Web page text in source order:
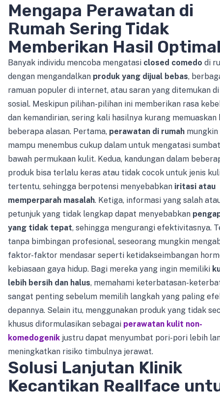
Mengapa Perawatan di
Rumah Sering Tidak
Memberikan Hasil
Banyak individu mencoba mengatasi closed comedo di
dengan mengandalkan produk yang dijual bebas,
ramuan populer di internet, atau saran yang ditemukan
sosial. Meskipun pilihan-pilihan ini memberikan rasa
dan kemandirian, sering kali hasilnya kurang memuaskan
beberapa alasan. Pertama, perawatan di rumah
mampu menembus cukup dalam untuk mengatasi
bawah permukaan kulit. Kedua, kandungan dalam
produk bisa terlalu keras atau tidak cocok untuk jenis
tertentu, sehingga berpotensi menyebabkan iritasi atau
memperparah masalah. Ketiga, informasi yang salah
petunjuk yang tidak lengkap dapat menyebabkan
yang tidak tepat, sehingga mengurangi efektivitasnya.
tanpa bimbingan profesional, seseorang mungkin
faktor-faktor mendasar seperti ketidakseimbangan
kebiasaan gaya hidup. Bagi mereka yang ingin memiliki
lebih bersih dan halus, memahami keterbatasan-
sangat penting sebelum memilih langkah yang paling
depannya. Selain itu, menggunakan produk yang tidak
khusus diformulasikan sebagai perawatan kulit non-
komedogenik justru dapat menyumbat pori-pori lebih
meningkatkan risiko timbulnya jerawat.
Solusi Lanjutan Klinik
Kecantikan Reallface